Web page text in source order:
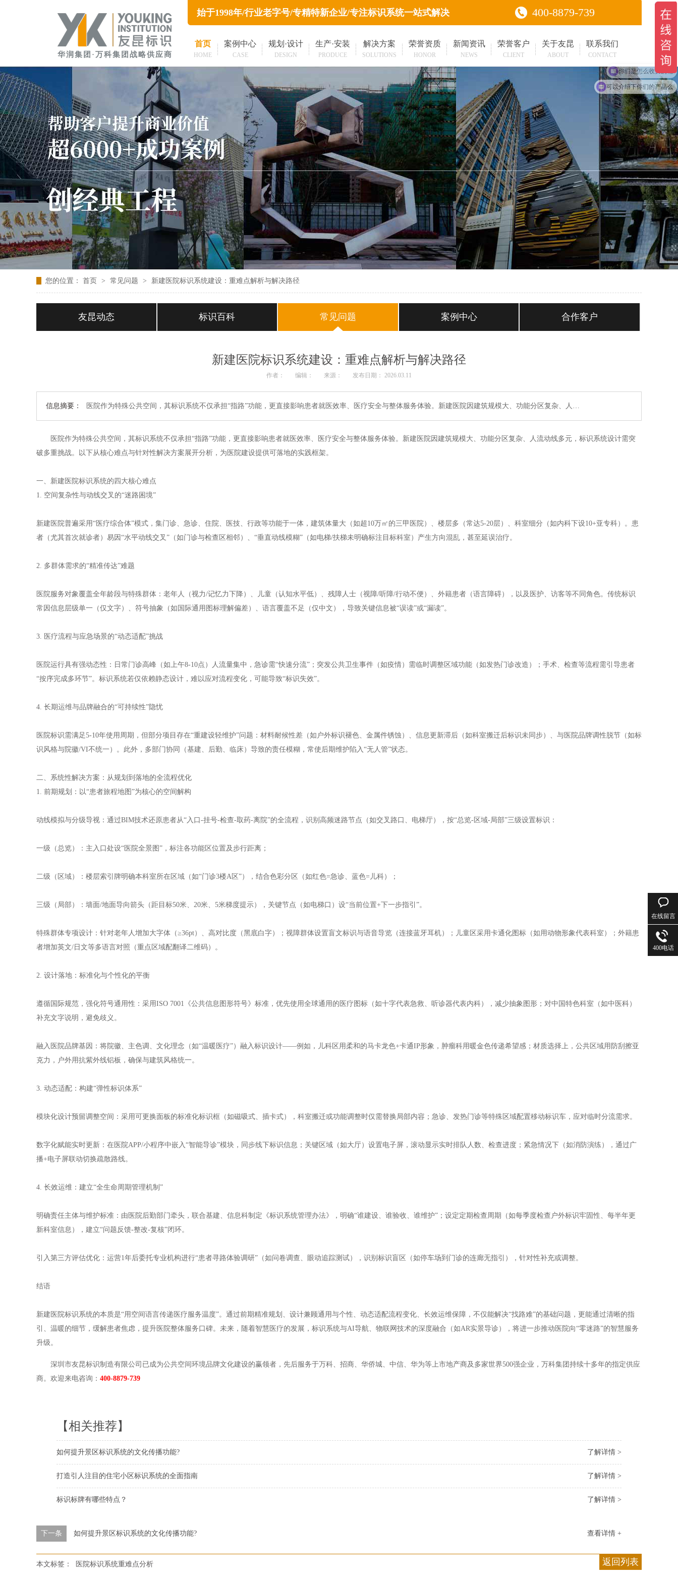
华润集团·万科集团战略供应商
始于1998年/行业老字号/专精特新企业/专注标识系统一站式解决 400-8879-739
首页
HOME
案例中心
CASE
规划·设计
DESIGN
生产·安装
PRODUCE
解决方案
SOLUTIONS
荣誉资质
HONOR
新闻资讯
NEWS
荣誉客户
CLIENT
关于友昆
ABOUT
联系我们
CONTACT
您的位置： 首页 > 常见问题 > 新建医院标识系统建设：重难点解析与解决路径
友昆动态 标识百科 常见问题 案例中心 合作客户
新建医院标识系统建设：重难点解析与解决路径
作者： 编辑： 来源： 发布日期： 2026.03.11
信息摘要： 医院作为特殊公共空间，其标识系统不仅承担“指路”功能，更直接影响患者就医效率、医疗安全与整体服务体验。新建医院因建筑规模大、功能分区复杂、人…
医院作为特殊公共空间，其标识系统不仅承担“指路”功能，更直接影响患者就医效率、医疗安全与整体服务体验。新建医院因建筑规模大、功能分区复杂、人流动线多元，标识系统设计需突
破多重挑战。以下从核心难点与针对性解决方案展开分析，为医院建设提供可落地的实践框架。
一、新建医院标识系统的四大核心难点
1. 空间复杂性与动线交叉的“迷路困境”
新建医院普遍采用“医疗综合体”模式，集门诊、急诊、住院、医技、行政等功能于一体，建筑体量大（如超10万㎡的三甲医院）、楼层多（常达5-20层）、科室细分（如内科下设10+亚专科）。患
者（尤其首次就诊者）易因“水平动线交叉”（如门诊与检查区相邻）、“垂直动线模糊”（如电梯/扶梯未明确标注目标科室）产生方向混乱，甚至延误治疗。
2. 多群体需求的“精准传达”难题
医院服务对象覆盖全年龄段与特殊群体：老年人（视力/记忆力下降）、儿童（认知水平低）、残障人士（视障/听障/行动不便）、外籍患者（语言障碍），以及医护、访客等不同角色。传统标识
常因信息层级单一（仅文字）、符号抽象（如国际通用图标理解偏差）、语言覆盖不足（仅中文），导致关键信息被“误读”或“漏读”。
3. 医疗流程与应急场景的“动态适配”挑战
医院运行具有强动态性：日常门诊高峰（如上午8-10点）人流量集中，急诊需“快速分流”；突发公共卫生事件（如疫情）需临时调整区域功能（如发热门诊改造）；手术、检查等流程需引导患者
“按序完成多环节”。标识系统若仅依赖静态设计，难以应对流程变化，可能导致“标识失效”。
4. 长期运维与品牌融合的“可持续性”隐忧
医院标识需满足5-10年使用周期，但部分项目存在“重建设轻维护”问题：材料耐候性差（如户外标识褪色、金属件锈蚀）、信息更新滞后（如科室搬迁后标识未同步）、与医院品牌调性脱节（如标
识风格与院徽/VI不统一）。此外，多部门协同（基建、后勤、临床）导致的责任模糊，常使后期维护陷入“无人管”状态。
二、系统性解决方案：从规划到落地的全流程优化
1. 前期规划：以“患者旅程地图”为核心的空间解构
动线模拟与分级导视：通过BIM技术还原患者从“入口-挂号-检查-取药-离院”的全流程，识别高频迷路节点（如交叉路口、电梯厅），按“总览-区域-局部”三级设置标识：
一级（总览）：主入口处设“医院全景图”，标注各功能区位置及步行距离；
二级（区域）：楼层索引牌明确本科室所在区域（如“门诊3楼A区”），结合色彩分区（如红色=急诊、蓝色=儿科）；
三级（局部）：墙面/地面导向箭头（距目标50米、20米、5米梯度提示），关键节点（如电梯口）设“当前位置+下一步指引”。
特殊群体专项设计：针对老年人增加大字体（≥36pt）、高对比度（黑底白字）；视障群体设置盲文标识与语音导览（连接蓝牙耳机）；儿童区采用卡通化图标（如用动物形象代表科室）；外籍患
者增加英文/日文等多语言对照（重点区域配翻译二维码）。
2. 设计落地：标准化与个性化的平衡
遵循国际规范，强化符号通用性：采用ISO 7001《公共信息图形符号》标准，优先使用全球通用的医疗图标（如十字代表急救、听诊器代表内科），减少抽象图形；对中国特色科室（如中医科）
补充文字说明，避免歧义。
融入医院品牌基因：将院徽、主色调、文化理念（如“温暖医疗”）融入标识设计——例如，儿科区用柔和的马卡龙色+卡通IP形象，肿瘤科用暖金色传递希望感；材质选择上，公共区域用防刮擦亚
克力，户外用抗紫外线铝板，确保与建筑风格统一。
3. 动态适配：构建“弹性标识体系”
模块化设计预留调整空间：采用可更换面板的标准化标识框（如磁吸式、插卡式），科室搬迁或功能调整时仅需替换局部内容；急诊、发热门诊等特殊区域配置移动标识车，应对临时分流需求。
数字化赋能实时更新：在医院APP/小程序中嵌入“智能导诊”模块，同步线下标识信息；关键区域（如大厅）设置电子屏，滚动显示实时排队人数、检查进度；紧急情况下（如消防演练），通过广
播+电子屏联动切换疏散路线。
4. 长效运维：建立“全生命周期管理机制”
明确责任主体与维护标准：由医院后勤部门牵头，联合基建、信息科制定《标识系统管理办法》，明确“谁建设、谁验收、谁维护”；设定定期检查周期（如每季度检查户外标识牢固性、每半年更
新科室信息），建立“问题反馈-整改-复核”闭环。
引入第三方评估优化：运营1年后委托专业机构进行“患者寻路体验调研”（如问卷调查、眼动追踪测试），识别标识盲区（如停车场到门诊的连廊无指引），针对性补充或调整。
结语
新建医院标识系统的本质是“用空间语言传递医疗服务温度”。通过前期精准规划、设计兼顾通用与个性、动态适配流程变化、长效运维保障，不仅能解决“找路难”的基础问题，更能通过清晰的指
引、温暖的细节，缓解患者焦虑，提升医院整体服务口碑。未来，随着智慧医疗的发展，标识系统与AI导航、物联网技术的深度融合（如AR实景导诊），将进一步推动医院向“零迷路”的智慧服务
升级。
深圳市友昆标识制造有限公司已成为公共空间环境品牌文化建设的赢领者，先后服务于万科、招商、华侨城、中信、华为等上市地产商及多家世界500强企业，万科集团持续十多年的指定供应
商。欢迎来电咨询： 400-8879-739
【相关推荐】
了解详情 >
如何提升景区标识系统的文化传播功能?
了解详情 >
打造引人注目的住宅小区标识系统的全面指南
了解详情 >
标识标牌有哪些特点？
查看详情 +
下一条 如何提升景区标识系统的文化传播功能?
返回列表
本文标签： 医院标识系统重难点分析
在线留言
400电话
你们是怎么收费的呢